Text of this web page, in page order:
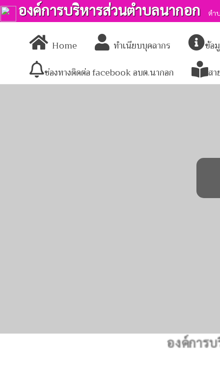
องค์การบริหารส่วนตำบลนากอก ตำ
Home ทำเนียบบุคลากร
ข้อ
ช่องทางติดต่อ facebook อบต.นากอก
ส
องค์การบริห